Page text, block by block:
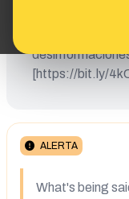
ALERTA
What's being
difunde ya lo
[https://bit.ly/